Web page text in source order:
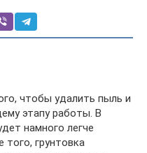
чтобы удалить пыль и
этапу работы. В
намного легче
того, грунтовка